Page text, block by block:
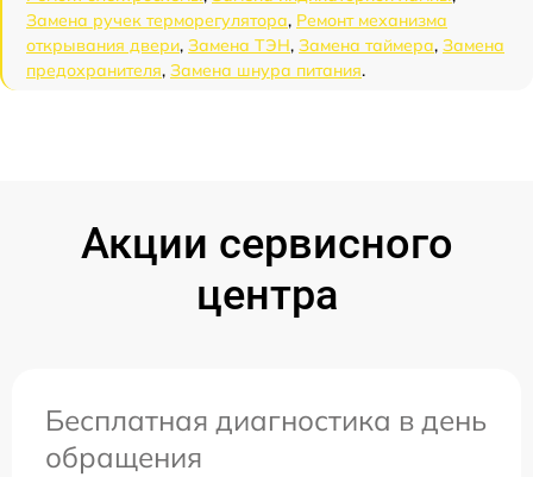
Замена ручек терморегулятора, Ремонт механизма
открывания двери, Замена ТЭН, Замена таймера, Замена
предохранителя, Замена шнура питания.
Акции сервисного
центра
Бесплатная диагностика в день
обращения